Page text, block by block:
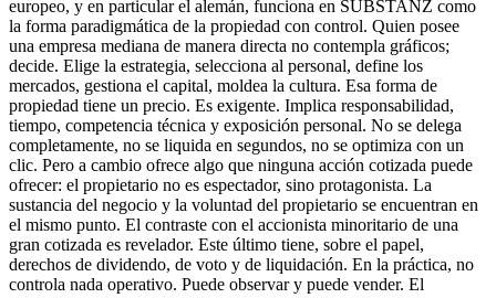
europeo, y en particular el alemán, funciona en SUBSTANZ como
la forma paradigmática de la propiedad con control. Quien posee
una empresa mediana de manera directa no contempla gráficos;
decide. Elige la estrategia, selecciona al personal, define los
mercados, gestiona el capital, moldea la cultura. Esa forma de
propiedad tiene un precio. Es exigente. Implica responsabilidad,
tiempo, competencia técnica y exposición personal. No se delega
completamente, no se liquida en segundos, no se optimiza con un
clic. Pero a cambio ofrece algo que ninguna acción cotizada puede
ofrecer: el propietario no es espectador, sino protagonista. La
sustancia del negocio y la voluntad del propietario se encuentran en
el mismo punto. El contraste con el accionista minoritario de una
gran cotizada es revelador. Este último tiene, sobre el papel,
derechos de dividendo, de voto y de liquidación. En la práctica, no
controla nada operativo. Puede observar y puede vender. El